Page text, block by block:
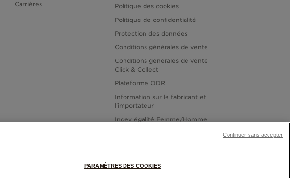
Carrières
Politique des cookies
Politique de confidentialité
Protection des données
Conditions générales de vente
Conditions générales de vente
Click & Collect
Plateforme ODR
Information sur le fabricant et
l'importateur
Index égalité Femme/Homme
PARAMÈTRES DES COOKIES
Continuer sans accepter